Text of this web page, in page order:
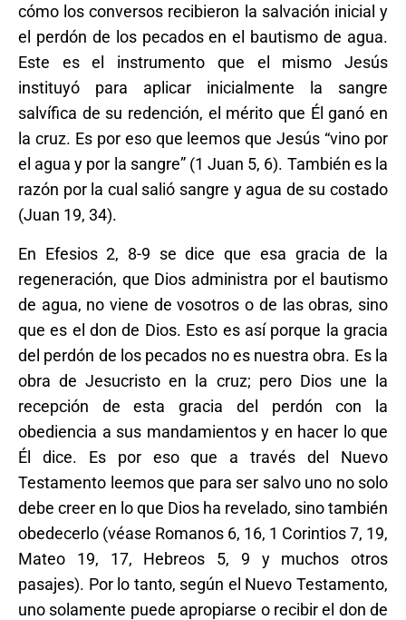
cómo los conversos recibieron la salvación inicial y
el perdón de los pecados en el bautismo de agua.
Este es el instrumento que el mismo Jesús
instituyó para aplicar inicialmente la sangre
salvífica de su redención, el mérito que Él ganó en
la cruz. Es por eso que leemos que Jesús “vino por
el agua y por la sangre” (1 Juan 5, 6). También es la
razón por la cual salió sangre y agua de su costado
(Juan 19, 34).
En Efesios 2, 8-9 se dice que esa gracia de la
regeneración, que Dios administra por el bautismo
de agua, no viene de vosotros o de las obras, sino
que es el don de Dios. Esto es así porque la gracia
del perdón de los pecados no es nuestra obra. Es la
obra de Jesucristo en la cruz; pero Dios une la
recepción de esta gracia del perdón con la
obediencia a sus mandamientos y en hacer lo que
Él dice. Es por eso que a través del Nuevo
Testamento leemos que para ser salvo uno no solo
debe creer en lo que Dios ha revelado, sino también
obedecerlo (véase Romanos 6, 16, 1 Corintios 7, 19,
Mateo 19, 17, Hebreos 5, 9 y muchos otros
pasajes). Por lo tanto, según el Nuevo Testamento,
uno solamente puede apropiarse o recibir el don de